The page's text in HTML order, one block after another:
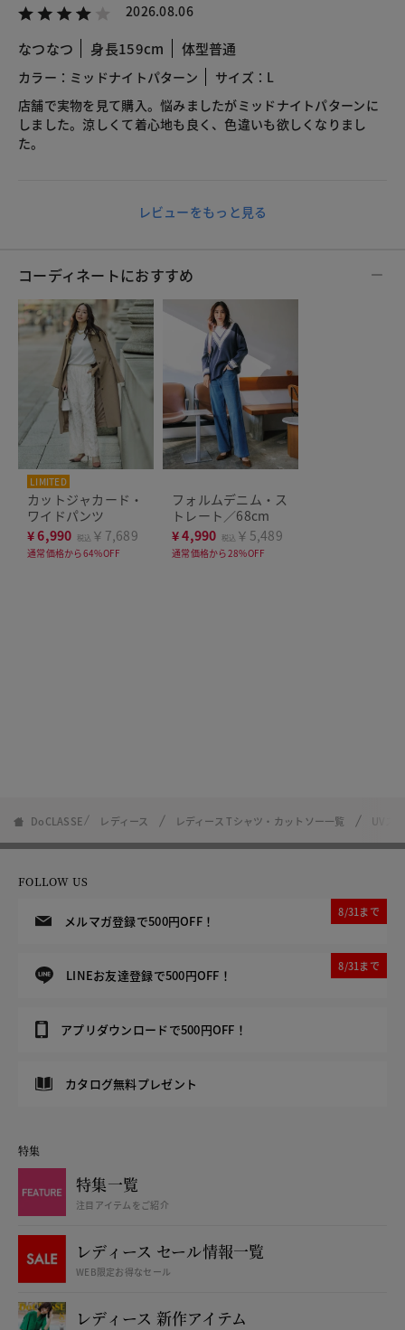
2026.08.06
なつなつ 身長159cm 体型普通
カラー：ミッドナイトパターン
サイズ：L
店舗で実物を見て購入。悩みましたがミッドナイトパターンに
しました。涼しくて着心地も良く、色違いも欲しくなりまし
た。
レビューをもっと見る
コーディネートにおすすめ
LIMITED
THE CLASSE
カットジャカード・
ワイドパンツ
¥6,990 税込 ￥7,689
通常価格から64%OFF
フォルムデニム・ス
トレート／68cm
¥4,990 税込 ￥5,489
通常価格から28%OFF
DoCLASSE レディース レディース Tシャツ・カットソー一覧 UVス
FOLLOW US
メルマガ登録で500円OFF！
8/31まで
LINEお友達登録で500円OFF！
8/31まで
アプリダウンロードで500円OFF！
カタログ無料プレゼント
特集
特集一覧
注目アイテムをご紹介
レディース セール情報一覧
WEB限定お得なセール
レディース 新作アイテム